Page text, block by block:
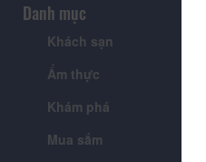
Danh mục
Khách sạn
Ẩm thực
Khám phá
Mua sắm